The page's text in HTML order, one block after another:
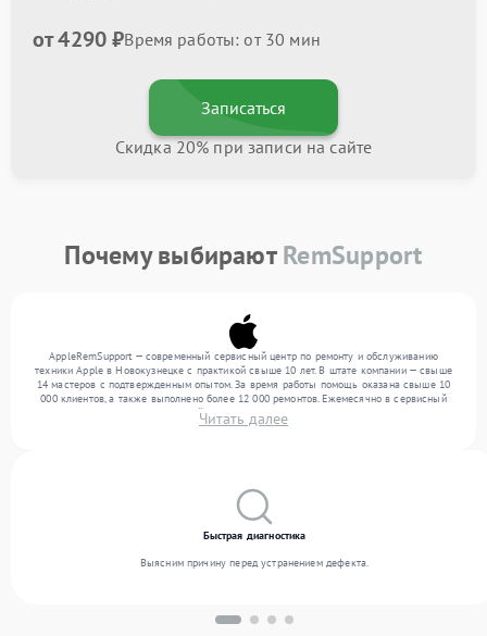
от 4290 ₽Время работы: от 30 мин
Записаться
Скидка 20% при записи на сайте
Почему выбираютRemSupport
AppleRemSupport — современный сервисный центр по ремонту и обслуживанию
техники Apple в Новокузнецке с практикой свыше 10 лет. В штате компании — свыше
14 мастеров с подтвержденным опытом. За время работы помощь оказана свыше 10
000 клиентов, а также выполнено более 12 000 ремонтов. Ежемесячно в сервисный
центр поступает более 300 устройств, включая , , . Мы выполняем ремонт различного
уровня сложности и гарантируем высокое качество обслуживания благодаря
Читать далее
Быстрая диагностика
Выясним причину перед устранением дефекта.